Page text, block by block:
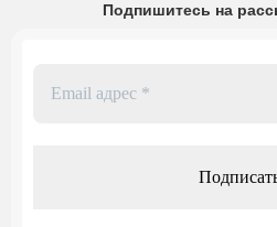
Подпишитесь на